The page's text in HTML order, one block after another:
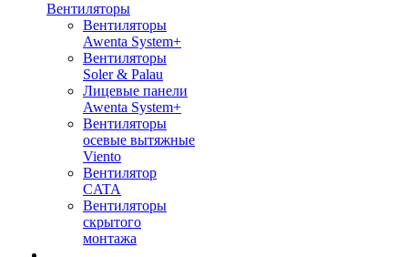
Вентиляторы
Вентиляторы
Awenta System+
Вентиляторы
Soler & Palau
Лицевые панели
Awenta System+
Вентиляторы
осевые вытяжные
Viento
Вентилятор
CATA
Вентиляторы
скрытого
монтажа